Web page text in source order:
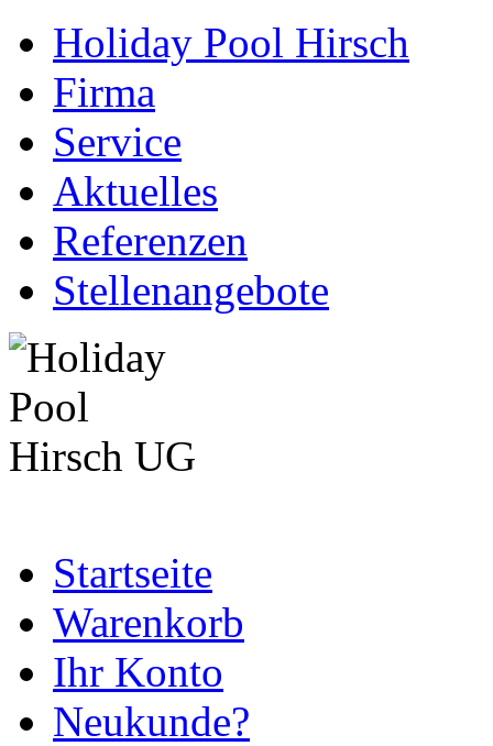
Holiday Pool Hirsch
Firma
Service
Aktuelles
Referenzen
Stellenangebote
Startseite
Warenkorb
Ihr Konto
Neukunde?